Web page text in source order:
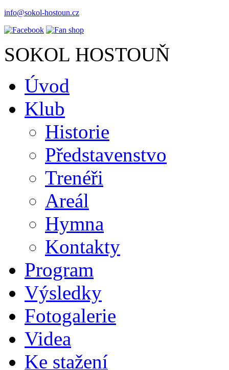
info@sokol-hostoun.cz
SOKOL HOSTOUŇ
Úvod
Klub
Historie
Představenstvo
Trenéři
Areál
Hymna
Kontakty
Program
Výsledky
Fotogalerie
Videa
Ke stažení